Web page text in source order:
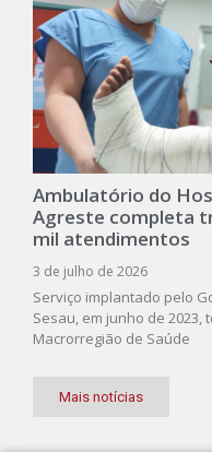
Ambulatório do
Agreste completa
mil atendimentos
3 de julho de 2026
Serviço implantado pelo
Sesau, em junho de
Macrorregião de Saúde
Mais notícias